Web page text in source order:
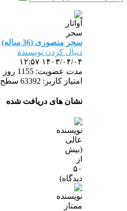
سحر منصوری (36 ساله)
دنبال کردن نویسنده
۱۴۰۳/۰۴/۰۴ ۱۲:۵۷
مدت عضویت: 1155 روز
امتیاز کاربر: 63392
سطح ۶: هنرجوی پیشرفته
نشان های دریافت شده